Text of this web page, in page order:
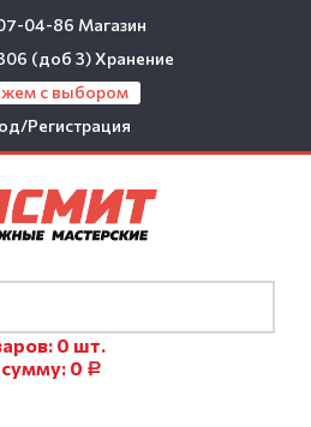
04-86 Магазин
(доб 3)Хранение
с выбором
Регистрация
0 шт.
0 Р